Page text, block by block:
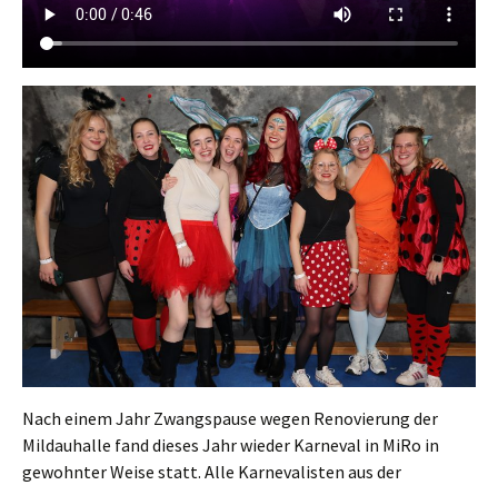
Nach einem Jahr Zwangspause wegen Renovierung der
Mildauhalle fand dieses Jahr wieder Karneval in MiRo in
gewohnter Weise statt. Alle Karnevalisten aus der